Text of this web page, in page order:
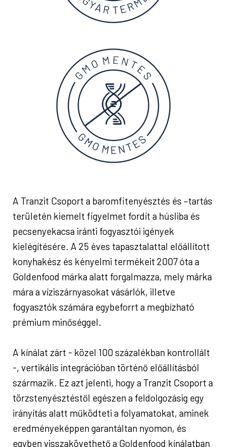
A Tranzit Csoport a baromfitenyésztés és –tartás
területén kiemelt figyelmet fordít a húsliba és
pecsenyekacsa iránti fogyasztói igények
kielégítésére. A 25 éves tapasztalattal előállított
konyhakész és kényelmi termékeit 2007 óta a
Goldenfood márka alatt forgalmazza, mely márka
mára a víziszárnyasokat vásárlók, illetve
fogyasztók számára egybeforrt a megbízható
prémium minőséggel.
A kínálat zárt - közel 100 százalékban kontrollált
-, vertikális integrációban történő előállításból
származik. Ez azt jelenti, hogy a Tranzit Csoport a
törzstenyésztéstől egészen a feldolgozásig egy
irányítás alatt működteti a folyamatokat, aminek
eredményeképpen garantáltan nyomon, és
egyben visszakövethető a Goldenfood kínálatban